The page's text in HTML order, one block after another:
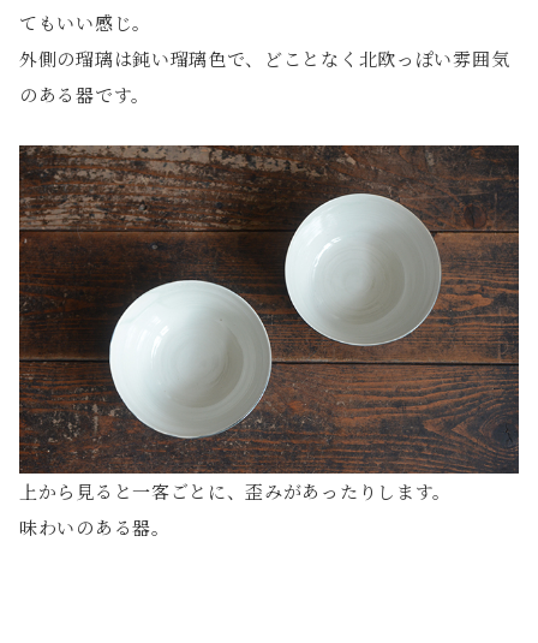
てもいい感じ。
外側の瑠璃は鈍い瑠璃色で、どことなく北欧っぽい雰囲気
のある器です。
上から見ると一客ごとに、歪みがあったりします。
味わいのある器。